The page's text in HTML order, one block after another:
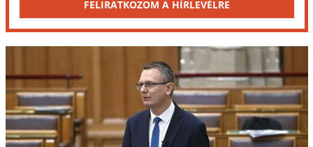
FELIRATKOZOM A HÍRLEVÉLRE